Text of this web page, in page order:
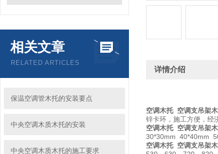
相关文章
RELATED ARTICLES
保温空调管木托的安装要点
中央空调木质木托的安装
中央空调木质木托的施工要求
详情介绍
空调木托 空调支吊架
锌卡环，施工方便，经
空调木托 空调支吊架
30*30mm 40*40mm
空调木托 空调支吊架